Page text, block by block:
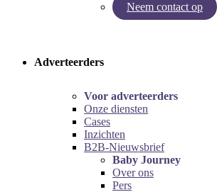
Neem contact op
Try our pregnancy calculator!
Adverteerders
Voor adverteerders
Onze diensten
Cases
Inzichten
B2B-Nieuwsbrief
Baby Journey
Over ons
Pers